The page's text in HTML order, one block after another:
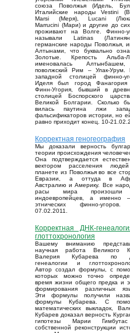
союза Поволжья (Идель,
Италийские народы Vestini
Marsi (Меря), Lucani
Marrucini (Мари) и другие до
проживают на Волге. Финно-
называли Latinas
германские народы Поволжья,
Алтынами, что буквально
Золотые. Крепость Альба-
именовалась
поволжский Рим – Улак-Урум.
западной столицей финно-
Иделя был город Фанагория
Финн-Угория, бывший в
столицей Боспорского
Великой Болгарии. Сколько
вилась паутина лжи
фальсификаторов истории, но
равно приходит конец. 10-
Корректная геногеография
Мы доказали верность
теории происхождения
Она подтверждается
вектором расселения
планете из Поволжья во все
Евразии, а оттуда в
Австралию и Америку. Все
расы мира
индоевропейцев, а именно
этнических финно-
07.02.2011.
Корректная ДНК-
глоттохронология
Вашему вниманию
научная работа Великого
Валерия Кубарева по
генеалогии и
Автор создал формулы, с
которых можно точно
время жизни общего предка и
формирования различных
Эти формулы получили
формулы Кубарева. С
математических выкладок,
Кубарев доказал верность
гипотезы Марии
собственной реконструкции